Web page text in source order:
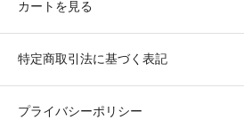
カートを見る
特定商取引法に基づく表記
プライバシーポリシー